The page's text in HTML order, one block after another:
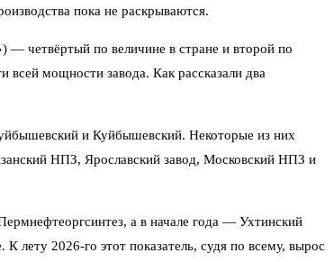
пока не раскрываются.
четвёртый по величине в стране и второй по
всей мощности завода. Как рассказали два
и Куйбышевский. Некоторые из них
НПЗ, Ярославский завод, Московский НПЗ и
а в начале года — Ухтинский
2026-го этот показатель, судя по всему, вырос